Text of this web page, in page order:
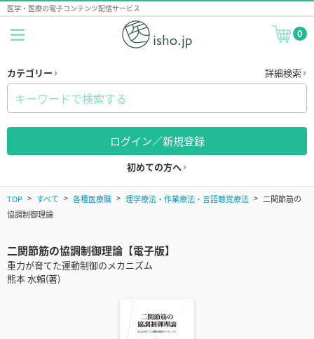
医学・医療の電子コンテンツ配信サービス
0
カテゴリー 詳細検索
ログイン／新規登録
初めての方へ
TOP すべて 各種医療職 理学療法・作業療法・言語聴覚療法
二関節筋の
協調制御理論
二関節筋の協調制御理論【電子版】
重力が育てた運動制御のメカニズム
熊本 水賴(著)